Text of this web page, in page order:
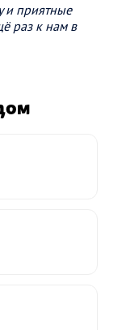
и приятные
раз к нам в